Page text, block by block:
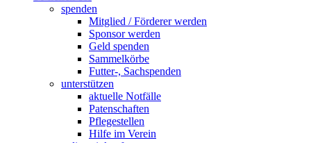
spenden
Mitglied / Förderer werden
Sponsor werden
Geld spenden
Sammelkörbe
Futter-, Sachspenden
unterstützen
aktuelle Notfälle
Patenschaften
Pflegestellen
Hilfe im Verein